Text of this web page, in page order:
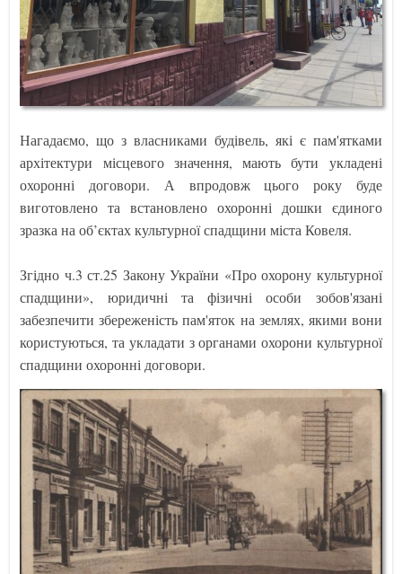
Нагадаємо, що з власниками будівель, які є пам'ятками
архітектури місцевого значення, мають бути укладені
охоронні договори. А впродовж цього року буде
виготовлено та встановлено охоронні дошки єдиного
зразка на об’єктах культурної спадщини міста Ковеля.
Згідно ч.3 ст.25 Закону України «Про охорону культурної
спадщини», юридичні та фізичні особи зобов'язані
забезпечити збереженість пам'яток на землях, якими вони
користуються, та укладати з органами охорони культурної
спадщини охоронні договори.